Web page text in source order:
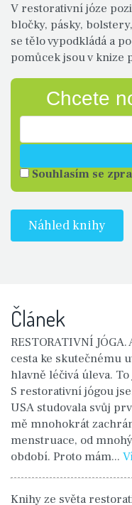
V restorativní józe
bločky, pásky,
se tělo vypodkládá a
pomůcek jsou v knize
Chcete
Souhlasím se
Náhled knihy
Článek
RESTORATIVNÍ
cesta ke skutečnému
hlavně léčivá úleva.
S restorativní jógou
USA studovala svůj
mě mnohokrát
menstruace, od
období. Proto mám...
Knihy ze světa